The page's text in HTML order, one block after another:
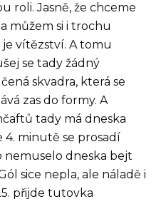
roli. Jasně, že chceme
můžem si i trochu
vítězství. A tomu
se tady žádný
skvadra, která se
zas do formy. A
tady má dneska
minutě se prosadí
nemuselo dneska bejt
sice nepla, ale náladě i
přijde tutovka